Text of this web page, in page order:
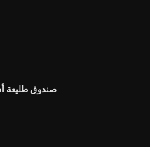
صندوق طليعة